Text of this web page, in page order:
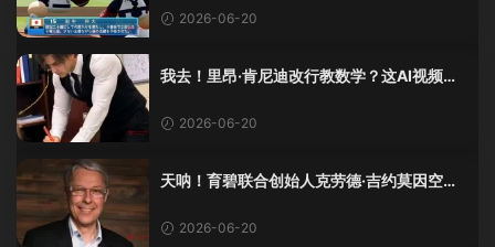
2026-06-20
我去！里昂·肯尼迪改行教数学？这AI视频全
2026-06-20
天呐！育碧联合创始人克劳德·吉约莫因空难
2026-06-20